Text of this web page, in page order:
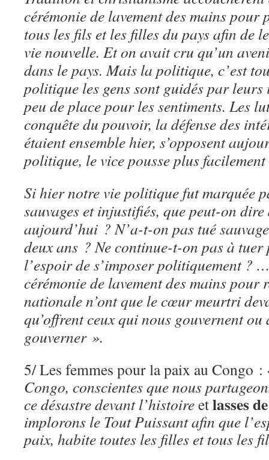
cérémonie de lavement des mains
tous les fils et les filles du pays afin de
vie nouvelle. Et on avait cru qu’un
dans le pays. Mais la politique, c’est
politique les gens sont guidés par leurs
peu de place pour les sentiments. Les
conquête du pouvoir, la défense des
étaient ensemble hier, s’opposent
politique, le vice pousse plus
Si hier notre vie politique fut marquée
sauvages et injustifiés, que peut-on dire
aujourd’hui ? N’a-t-on pas tué
deux ans ? Ne continue-t-on pas à
l’espoir de s’imposer politiquement ?
cérémonie de lavement des mains
nationale n’ont que le cœur meurtri
qu’offrent ceux qui nous gouvernent
gouverner ».
5/ Les femmes pour la paix au Congo
Congo, conscientes que nous
ce désastre devant l’histoireetlasses
implorons le Tout Puissant afin que
paix, habite toutes les filles et tous les